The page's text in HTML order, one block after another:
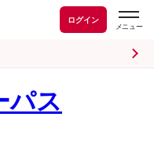
ログイン
パス